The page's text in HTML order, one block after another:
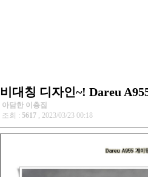
비대칭 디자인~! Dareu
아담한 이층집
조회 : 5617 , 2023/03/23 00:18